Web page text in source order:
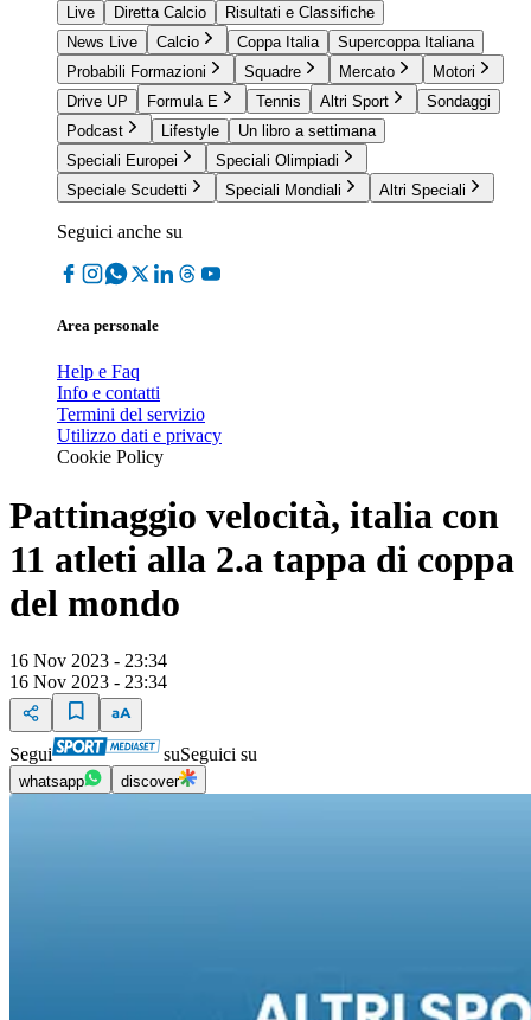
Live
Diretta Calcio
Risultati e Classifiche
News Live
Calcio Coppa Italia
Supercoppa Italiana
Probabili Formazioni
Squadre Mercato
Motori
Drive UP
Formula E Tennis Altri Sport
Sondaggi
Podcast
Lifestyle
Un libro a settimana
Speciali Europei
Speciali Olimpiadi
Speciale Scudetti
Speciali Mondiali Altri Speciali
Seguici anche su
Area personale
Help e Faq
Info e contatti
Termini del servizio
Utilizzo dati e privacy
Cookie Policy
Pattinaggio velocità, italia con
11 atleti alla 2.a tappa di coppa
del mondo
16 Nov 2023 - 23:34
16 Nov 2023 - 23:34
Segui suSeguici su
whatsapp discover